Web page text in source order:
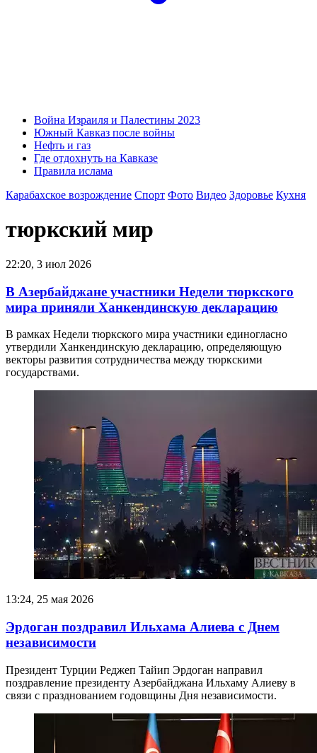
Война Израиля и Палестины 2023
Южный Кавказ после войны
Нефть и газ
Где отдохнуть на Кавказе
Правила ислама
Карабахское возрождение Спорт Фото Видео Здоровье Кухня
тюркский мир
22:20, 3 июл 2026
В Азербайджане участники Недели тюркского
мира приняли Ханкендинскую декларацию
В рамках Недели тюркского мира участники единогласно
утвердили Ханкендинскую декларацию, определяющую
векторы развития сотрудничества между тюркскими
государствами.
13:24, 25 мая 2026
Эрдоган поздравил Ильхама Алиева с Днем
независимости
Президент Турции Реджеп Тайип Эрдоган направил
поздравление президенту Азербайджана Ильхаму Алиеву в
связи с празднованием годовщины Дня независимости.